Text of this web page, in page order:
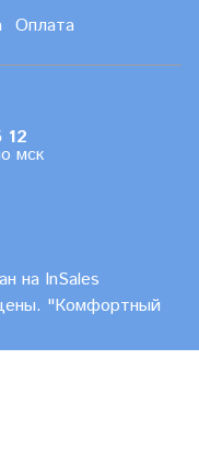
Оплата
12
мск
на InSales
"Комфортный